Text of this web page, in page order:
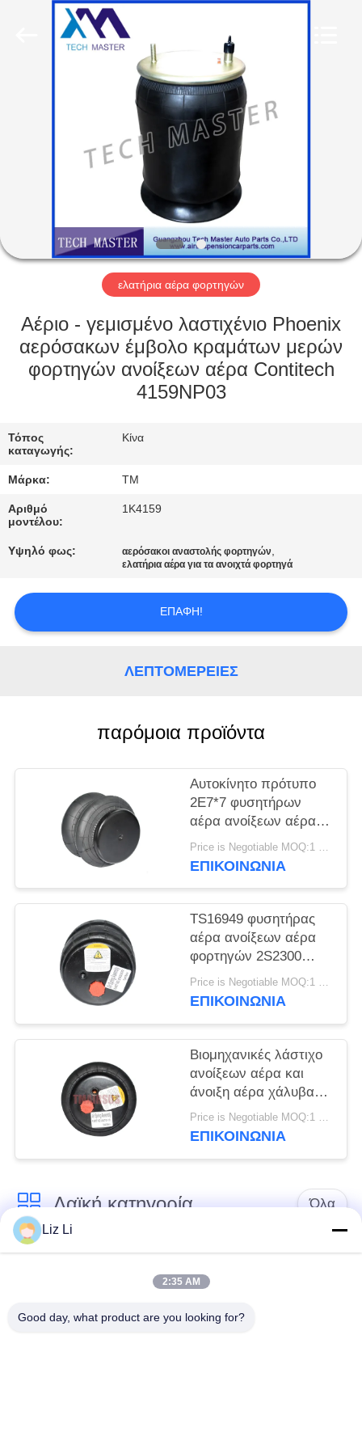
ΣΧΕΤΙΚΆ
ΜΕ
ΞΕΝΆΓΗΣΗ
ΣΤΟ
ΕΡΓΟΣΤΆΣΙΟ
ΕΛΕΓΧΟΣ
ΠΟΙΌΤΗΤΑΣ
ΕΠΙΚΟΙΝΩΝΉΣΤΕ
ΜΑΖΊ
ΝΈΑ
ΠΡΟΣΦΟΡΆ
ΙΣΤΌΤΟΠΟΥ
ΜΥΣΤΙΚΌΤΗΤΑ
ΠΟΛΙΤΙΚΉ
ελατήρια αέρα φορτηγών
Αέριο - γεμισμένο λαστιχένιο Phoenix
αερόσακων έμβολο κραμάτων μερών
φορτηγών ανοίξεων αέρα Contitech
4159NP03
Τόπος
καταγωγής:
Κίνα
Μάρκα: TM
Αριθμό
μοντέλου:
1K4159
Υψηλό φως: αερόσακοι αναστολής φορτηγών,
ελατήρια αέρα για τα ανοιχτά φορτηγά
ΕΠΑΦΉ!
ΛΕΠΤΟΜΈΡΕΙΕΣ
παρόμοια προϊόντα
Αυτοκίνητο πρότυπο
2E7*7 φυσητήρων
αέρα ανοίξεων αέρα
φορτηγών αργιλίου
2S120-17
Price is Negotiable MOQ:1 PC
ΕΠΙΚΟΙΝΩΝΊΑ
TS16949 φυσητήρας
αέρα ανοίξεων αέρα
φορτηγών 2S2300
2E2300
Price is Negotiable MOQ:1 PC
ΕΠΙΚΟΙΝΩΝΊΑ
Βιομηχανικές λάστιχο
ανοίξεων αέρα και
άνοιξη αέρα χάλυβα
2E6*6 2S70-13
Price is Negotiable MOQ:1 PC
ΕΠΙΚΟΙΝΩΝΊΑ
Λαϊκή κατηγορία Όλα
Κλονισμός
ελατήρια αναστολής
αέρα
Μέρη αναστολής
Μέρη αναστολής
Liz Li
2:35 AM
Good day, what product are you looking for?